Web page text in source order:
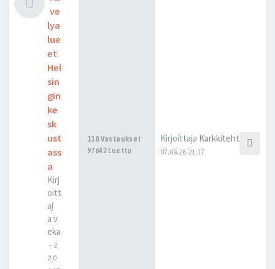
ve
lya
lue
et
Hel
sin
gin
ke
sk
ust
ass
a
Kirj
oitt
aj
a v
eka
- 2
2.0
118 Vastaukset
97642 Luettu
Kirjoittaja Karkkitehti
07.08.26 21:17